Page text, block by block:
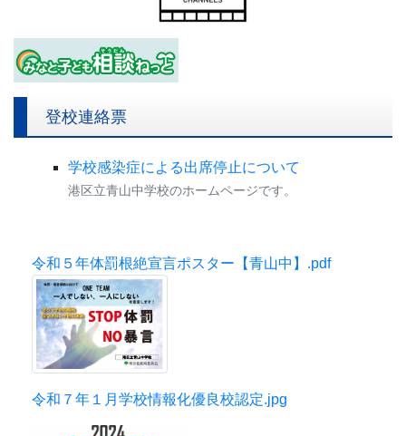
登校連絡票
学校感染症による出席停止について
港区立青山中学校のホームページです。
令和５年体罰根絶宣言ポスター【青山中】.pdf
令和７年１月学校情報化優良校認定.jpg